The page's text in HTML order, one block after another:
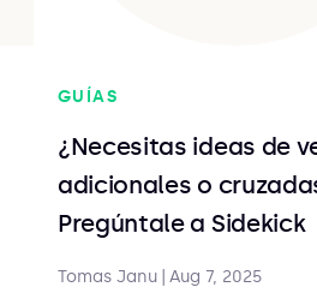
GUÍAS
¿Necesitas ideas de
adicionales o
Pregúntale a Sidekick
Tomas Janu Aug 7, 2025